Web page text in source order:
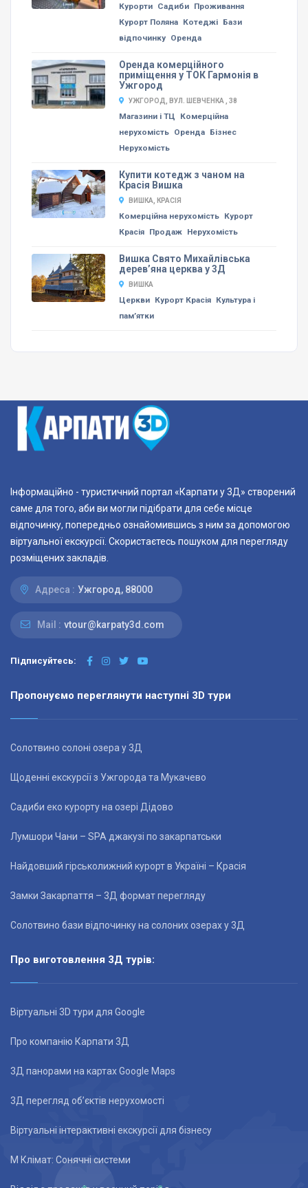
Курорти Садиби Проживання
Курорт Поляна Котеджі Бази
відпочинку Оренда
Оренда комерційного
приміщення у ТОК Гармонія в
Ужгород
УЖГОРОД, ВУЛ. ШЕВЧЕНКА , 38
Магазини і ТЦ
Комерційна
нерухомість Оренда Бізнес
Нерухомість
Купити котедж з чаном на
Красія Вишка
ВИШКА, КРАСІЯ
Комерційна нерухомість Курорт
Красія Продаж Нерухомість
Вишка Свято Михайлівська
дерев’яна церква у 3Д
ВИШКА
Церкви Курорт Красія Культура і
пам’ятки
Інформаційно - туристичний портал «Карпати у 3Д» створений
саме для того, аби ви могли підібрати для себе місце
відпочинку, попередньо ознайомившись з ним за допомогою
віртуальної екскурсії. Скористаєтесь пошуком для перегляду
розміщених закладів.
Адреса : Ужгород, 88000
Mail : vtour@karpaty3d.com
Підписуйтесь:
Пропонуємо переглянути наступні 3D тури
Солотвино солоні озера у 3Д
Щоденні екскурсії з Ужгорода та Мукачево
Садиби еко курорту на озері Дідово
Лумшори Чани – SPA джакузі по закарпатськи
Найдовший гірськолижний курорт в Україні – Красія
Замки Закарпаття – 3Д формат перегляду
Солотвино бази відпочинку на солоних озерах у 3Д
Про виготовлення 3Д турів:
Віртуальні 3D тури для Google
Про компанію Карпати 3Д
3Д панорами на картах Google Maps
3Д перегляд об’єктів нерухомості
Віртуальні інтерактивні екскурсії для бізнесу
М Клімат: Сонячні системи